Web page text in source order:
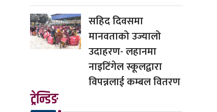
सहिद दिवसमा
मानवताको उज्यालो
उदाहरण- लहानमा
नाइटिंगेल स्कूलद्वारा
विपन्नलाई कम्बल वितरण
ट्रेन्डिङ